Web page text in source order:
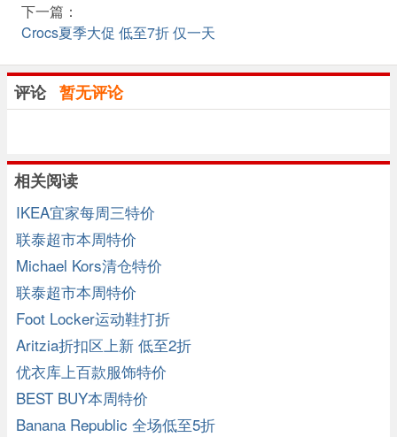
下一篇：
Crocs夏季大促 低至7折 仅一天
评论 暂无评论
相关阅读
IKEA宜家每周三特价
联泰超市本周特价
Michael Kors清仓特价
联泰超市本周特价
Foot Locker运动鞋打折
Aritzia折扣区上新 低至2折
优衣库上百款服饰特价
BEST BUY本周特价
Banana Republic 全场低至5折